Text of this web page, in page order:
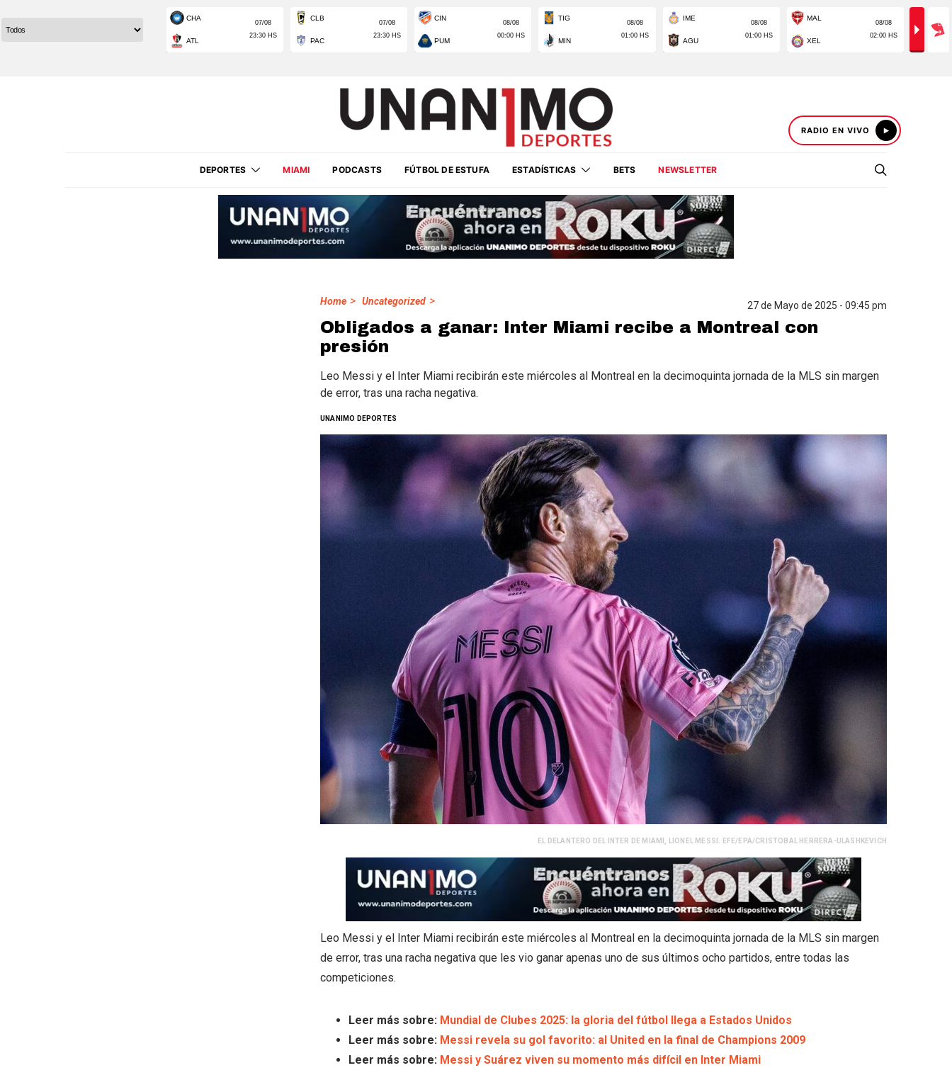
RADIO EN VIVO
DEPORTES MIAMI PODCASTS FÚTBOL DE ESTUFA ESTADÍSTICAS BETS NEWSLETTER
Home > Uncategorized > 27 de Mayo de 2025 - 09:45 pm
Obligados a ganar: Inter Miami recibe a Montreal con
presión
Leo Messi y el Inter Miami recibirán este miércoles al Montreal en la decimoquinta jornada de la MLS sin margen
de error, tras una racha negativa.
UNANIMO DEPORTES
EL DELANTERO DEL INTER DE MIAMI, LIONEL MESSI. EFE/EPA/CRISTOBAL HERRERA-ULASHKEVICH
Leo Messi y el Inter Miami recibirán este miércoles al Montreal en la decimoquinta jornada de la MLS sin margen
de error, tras una racha negativa que les vio ganar apenas uno de sus últimos ocho partidos, entre todas las
competiciones.
Leer más sobre: Mundial de Clubes 2025: la gloria del fútbol llega a Estados Unidos
Leer más sobre: Messi revela su gol favorito: al United en la final de Champions 2009
Leer más sobre: Messi y Suárez viven su momento más difícil en Inter Miami